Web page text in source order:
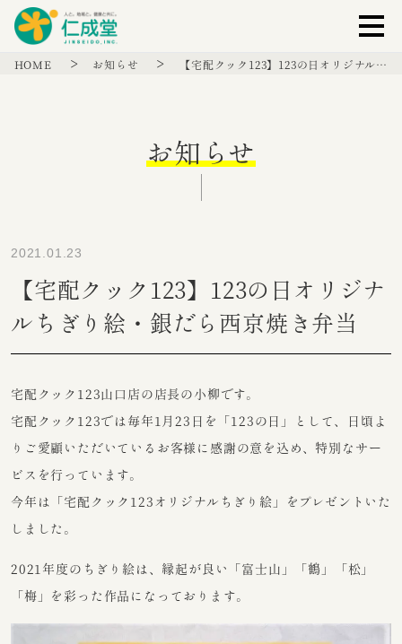
HOME お知らせ 【宅配クック123】123の日オリジナル…
お知らせ
2021.01.23
【宅配クック123】123の日オリジナ
ルちぎり絵・銀だら西京焼き弁当
宅配クック123山口店の店長の小柳です。
宅配クック123では毎年1月23日を「123の日」として、日頃よ
りご愛顧いただいているお客様に感謝の意を込め、特別なサー
ビスを行っています。
今年は「宅配クック123オリジナルちぎり絵」をプレゼントいた
しました。
2021年度のちぎり絵は、縁起が良い「富士山」「鶴」「松」
「梅」を彩った作品になっております。